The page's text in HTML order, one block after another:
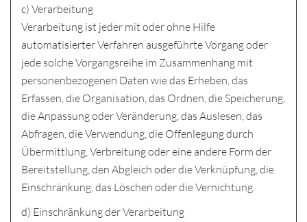
c) Verarbeitung
Verarbeitung ist jeder mit oder ohne Hilfe
automatisierter Verfahren ausgeführte Vorgang oder
jede solche Vorgangsreihe im Zusammenhang mit
personenbezogenen Daten wie das Erheben, das
Erfassen, die Organisation, das Ordnen, die Speicherung,
die Anpassung oder Veränderung, das Auslesen, das
Abfragen, die Verwendung, die Offenlegung durch
Übermittlung, Verbreitung oder eine andere Form der
Bereitstellung, den Abgleich oder die Verknüpfung, die
Einschränkung, das Löschen oder die Vernichtung.
d) Einschränkung der Verarbeitung